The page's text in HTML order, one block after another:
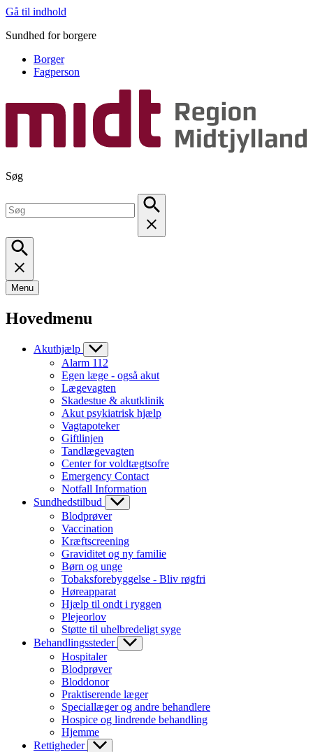
Gå til indhold
Sundhed for borgere
Borger
Fagperson
Søg
Menu
Hovedmenu
Akuthjælp
Alarm 112
Egen læge - også akut
Lægevagten
Skadestue & akutklinik
Akut psykiatrisk hjælp
Vagtapoteker
Giftlinjen
Tandlægevagten
Center for voldtægtsofre
Emergency Contact
Notfall Information
Sundhedstilbud
Blodprøver
Vaccination
Kræftscreening
Graviditet og ny familie
Børn og unge
Tobaksforebyggelse - Bliv røgfri
Høreapparat
Hjælp til ondt i ryggen
Plejeorlov
Støtte til uhelbredeligt syge
Behandlingssteder
Hospitaler
Blodprøver
Bloddonor
Praktiserende læger
Speciallæger og andre behandlere
Hospice og lindrende behandling
Hjemme
Rettigheder